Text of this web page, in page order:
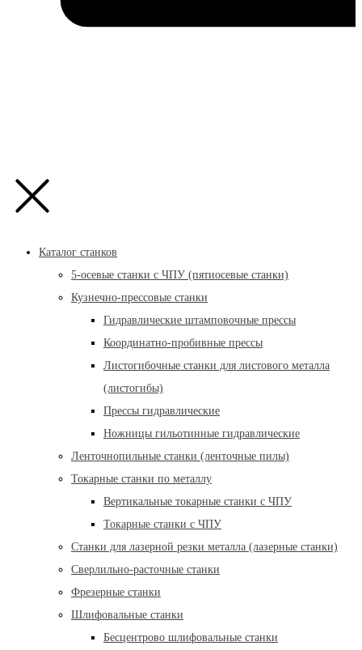
Каталог станков
5-осевые станки с ЧПУ (пятиосевые станки)
Кузнечно-прессовые станки
Гидравлические штамповочные прессы
Координатно-пробивные прессы
Листогибочные станки для листового металла
(листогибы)
Прессы гидравлические
Ножницы гильотинные гидравлические
Ленточнопильные станки (ленточные пилы)
Токарные станки по металлу
Вертикальные токарные станки с ЧПУ
Токарные станки с ЧПУ
Станки для лазерной резки металла (лазерные станки)
Сверлильно-расточные станки
Фрезерные станки
Шлифовальные станки
Бесцентрово шлифовальные станки